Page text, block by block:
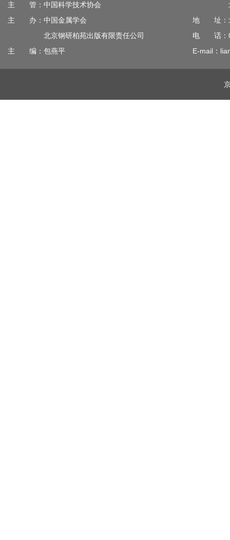
主 管：中国科学技术协会
主 办：中国金属学会
北京钢研柏苑出版有限责任公司
主 编：包燕平
北京钢
地 址：北
电 话：
E-mail：